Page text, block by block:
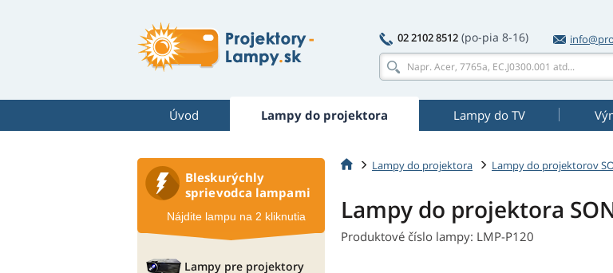
02 2102 8512 (po-pia 8-16)
Úvod Lampy do projektora Lampy do TV
Lampy do projektora Lampy do projektorov
Lampy do projektora
Produktové číslo lampy: LMP-P120
Bleskurýchly
sprievodca lampami
Nájdite lampu na 2 kliknutia
Lampy pre projektory